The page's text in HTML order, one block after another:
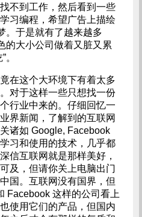
不到工作，然后看到一些
习编程，希望广告上描绘
。于是就有了越来越多
的大小公司做着又脏又累
在这个大环境下有着太多
对于这样一些只想找一份
行业中来的。仔细回忆一
界新闻，了解到的互联网
诸如 Google, Facebook
习和使用的技术，几乎都
信互联网就是那样美好，
及，但请你关上电脑出门
国。互联网没有国界，但
Facebook 这样的公司看上
使用它们的产品，但国内